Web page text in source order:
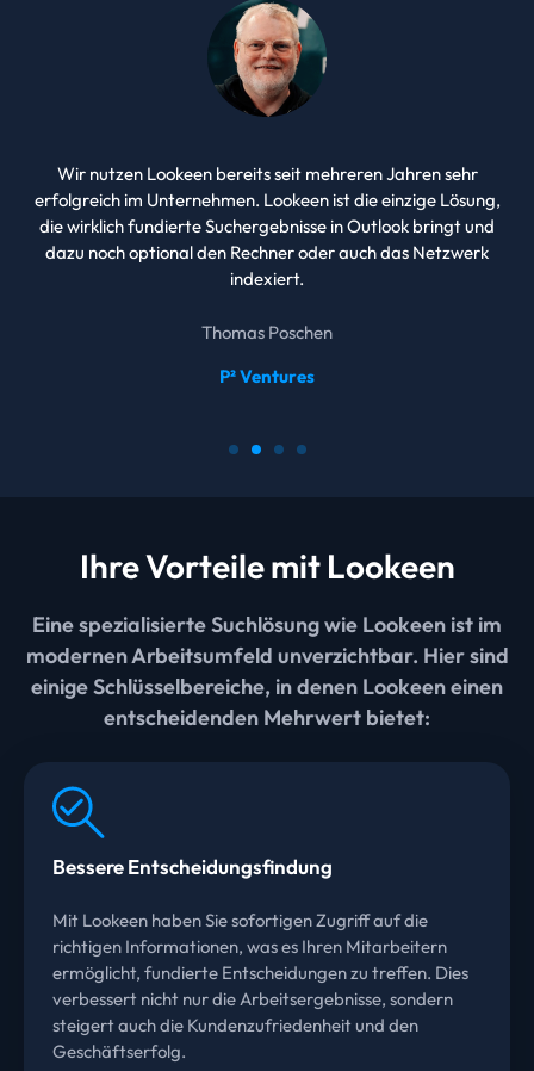
Wir nutzen Lookeen bereits seit mehreren Jahren sehr
erfolgreich im Unternehmen. Lookeen ist die einzige Lösung,
die wirklich fundierte Suchergebnisse in Outlook bringt und
dazu noch optional den Rechner oder auch das Netzwerk
indexiert.
Thomas Poschen
P² Ventures
Ihre Vorteile mit Lookeen
Eine spezialisierte Suchlösung wie Lookeen ist im
modernen Arbeitsumfeld unverzichtbar. Hier sind
einige Schlüsselbereiche, in denen Lookeen einen
entscheidenden Mehrwert bietet:
Bessere Entscheidungsfindung
Mit Lookeen haben Sie sofortigen Zugriff auf die
richtigen Informationen, was es Ihren Mitarbeitern
ermöglicht, fundierte Entscheidungen zu treffen. Dies
verbessert nicht nur die Arbeitsergebnisse, sondern
steigert auch die Kundenzufriedenheit und den
Geschäftserfolg.